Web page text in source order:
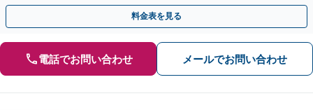
料金表を見る
電話でお問い合わせ メールでお問い合わせ